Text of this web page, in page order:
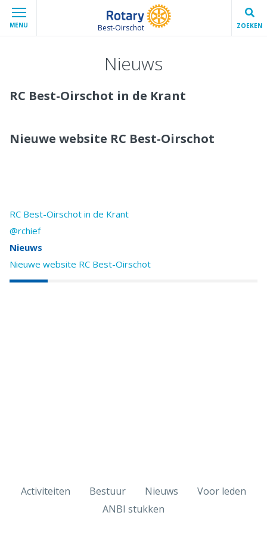
MENU Best-Oirschot ZOEKEN
Nieuws
RC Best-Oirschot in de Krant
Nieuwe website RC Best-Oirschot
RC Best-Oirschot in de Krant
@rchief
Nieuws
Nieuwe website RC Best-Oirschot
Activiteiten Bestuur Nieuws
Voor leden
ANBI stukken